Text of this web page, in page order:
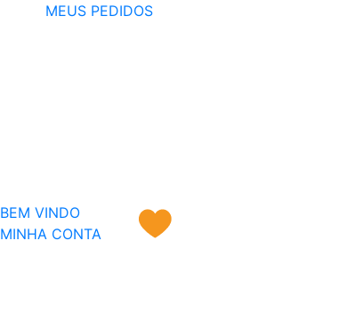
MEUS PEDIDOS
BEM VINDO
MINHA CONTA